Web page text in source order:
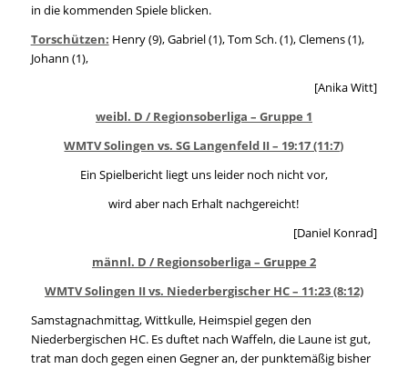
in die kommenden Spiele blicken.
Torschützen: Henry (9), Gabriel (1), Tom Sch. (1), Clemens (1),
Johann (1),
[Anika Witt]
weibl. D / Regionsoberliga – Gruppe 1
WMTV Solingen vs. SG Langenfeld II – 19:17 (11:7)
Ein Spielbericht liegt uns leider noch nicht vor,
wird aber nach Erhalt nachgereicht!
[Daniel Konrad]
männl. D / Regionsoberliga – Gruppe 2
WMTV Solingen II vs. Niederbergischer HC – 11:23 (8:12)
Samstagnachmittag, Wittkulle, Heimspiel gegen den
Niederbergischen HC. Es duftet nach Waffeln, die Laune ist gut,
trat man doch gegen einen Gegner an, der punktemäßig bisher